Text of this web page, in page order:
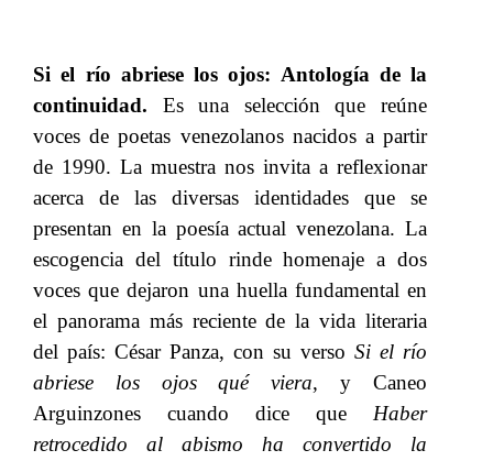
Si el río abriese los ojos: Antología de la
continuidad. ​​ Es una selección que reúne
voces de poetas venezolanos nacidos a partir
de 1990. La muestra nos invita a reflexionar
acerca de​​ las diversas identidades que se
presentan en la poesía​​actual venezolana. La
escogencia del título rinde homenaje a dos
voces que dejaron una huella fundamental en
el panorama más reciente de la vida literaria
del país: César Panza, con su verso​​ Si el río
abriese los ojos qué viera, y Caneo
Arguinzones cuando dice que​​ Haber
retrocedido al abismo ha convertido la